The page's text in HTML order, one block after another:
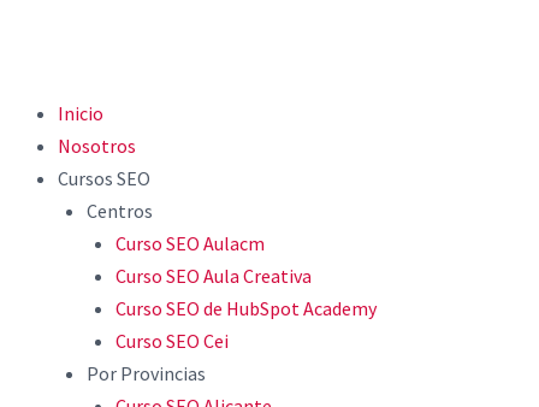
Inicio
Nosotros
Cursos SEO
Centros
Curso SEO Aulacm
Curso SEO Aula Creativa
Curso SEO de HubSpot Academy
Curso SEO Cei
Por Provincias